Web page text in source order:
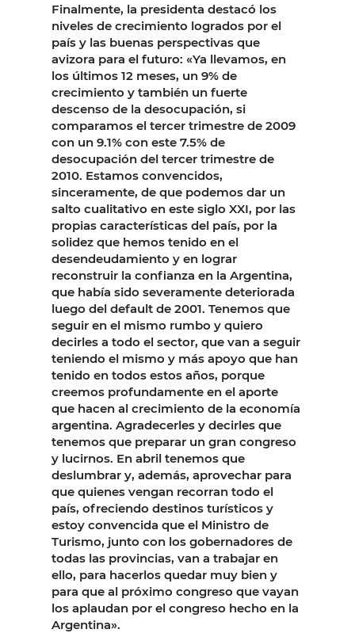
Finalmente, la presidenta destacó los
niveles de crecimiento logrados por el
país y las buenas perspectivas que
avizora para el futuro: «Ya llevamos, en
los últimos 12 meses, un 9% de
crecimiento y también un fuerte
descenso de la desocupación, si
comparamos el tercer trimestre de 2009
con un 9.1% con este 7.5% de
desocupación del tercer trimestre de
2010. Estamos convencidos,
sinceramente, de que podemos dar un
salto cualitativo en este siglo XXI, por las
propias características del país, por la
solidez que hemos tenido en el
desendeudamiento y en lograr
reconstruir la confianza en la Argentina,
que había sido severamente deteriorada
luego del default de 2001. Tenemos que
seguir en el mismo rumbo y quiero
decirles a todo el sector, que van a seguir
teniendo el mismo y más apoyo que han
tenido en todos estos años, porque
creemos profundamente en el aporte
que hacen al crecimiento de la economía
argentina. Agradecerles y decirles que
tenemos que preparar un gran congreso
y lucirnos. En abril tenemos que
deslumbrar y, además, aprovechar para
que quienes vengan recorran todo el
país, ofreciendo destinos turísticos y
estoy convencida que el Ministro de
Turismo, junto con los gobernadores de
todas las provincias, van a trabajar en
ello, para hacerlos quedar muy bien y
para que al próximo congreso que vayan
los aplaudan por el congreso hecho en la
Argentina».